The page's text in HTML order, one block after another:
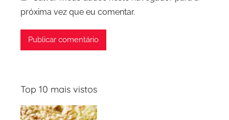
próxima vez que eu comentar.
Top 10 mais vistos